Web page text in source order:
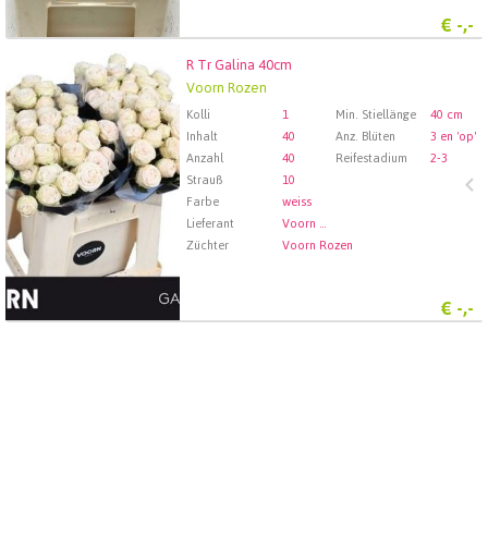
€ -,-
R Tr Galina 40cm
Voorn Rozen
Kolli 1 Min. Stiellänge
40 cm
Inhalt
40 Anz. Blüten
3 en 'op'
Anzahl
40 Reifestadium
2-3
Strauß
10
Farbe
weiss
Lieferant
Voorn Rozen
Züchter
Voorn Rozen
€ -,-
R Tr Galina 40cm
Wählen Sie zuerst ein Abfartdatum.